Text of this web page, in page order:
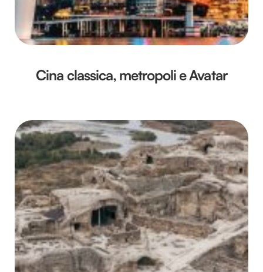
Cina classica, metropoli e Avatar